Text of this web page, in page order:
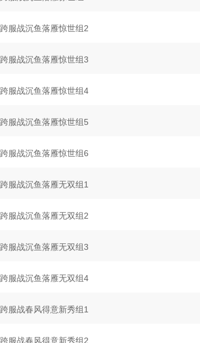
跨服战沉鱼落雁惊世组2
跨服战沉鱼落雁惊世组3
跨服战沉鱼落雁惊世组4
跨服战沉鱼落雁惊世组5
跨服战沉鱼落雁惊世组6
跨服战沉鱼落雁无双组1
跨服战沉鱼落雁无双组2
跨服战沉鱼落雁无双组3
跨服战沉鱼落雁无双组4
跨服战春风得意新秀组1
跨服战春风得意新秀组2